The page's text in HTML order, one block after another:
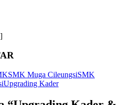
SMK Muga CileungsiSMK
Upgrading Kader